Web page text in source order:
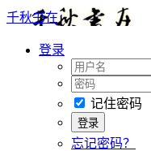
千秋书在
登录
记住密码
忘记密码？